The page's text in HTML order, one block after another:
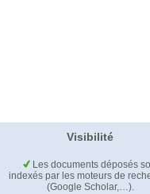
Visibilité
Les documents déposés
indexés par les moteurs de
(Google Scholar,…).